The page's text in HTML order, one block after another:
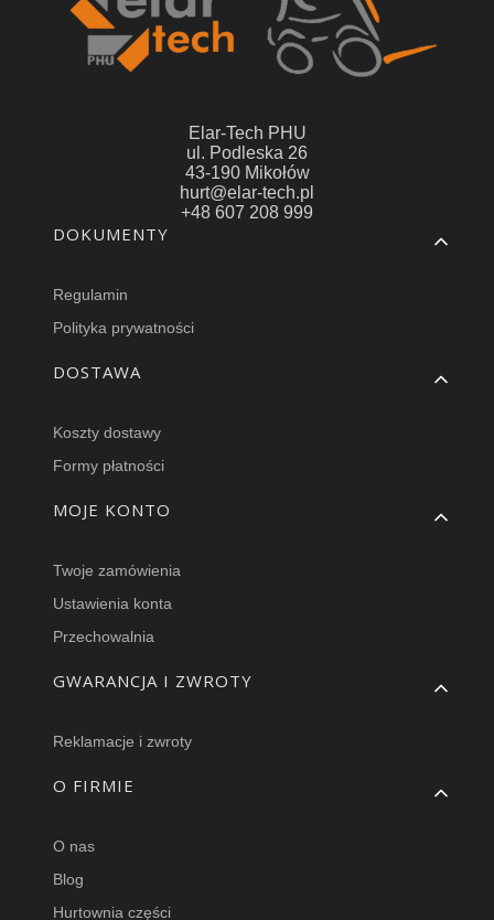
Elar-Tech PHU
ul. Podleska 26
43-190 Mikołów
hurt@elar-tech.pl
+48 607 208 999
Linki w stopce
DOKUMENTY
Regulamin
Polityka prywatności
DOSTAWA
Koszty dostawy
Formy płatności
MOJE KONTO
Twoje zamówienia
Ustawienia konta
Przechowalnia
GWARANCJA I ZWROTY
Reklamacje i zwroty
O FIRMIE
O nas
Blog
Hurtownia części